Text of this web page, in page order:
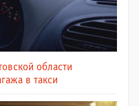
области
в такси